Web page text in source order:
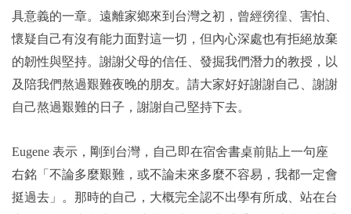
具意義的一章。遠離家鄉來到台灣之初，曾經徬徨、害怕、
懷疑自己有沒有能力面對這一切，但內心深處也有拒絕放棄
的韌性與堅持。謝謝父母的信任、發掘我們潛力的教授，以
及陪我們熬過艱難夜晚的朋友。請大家好好謝謝自己、謝謝
自己熬過艱難的日子，謝謝自己堅持下去。
Eugene 表示，剛到台灣，自己即在宿舍書桌前貼上一句座
右銘「不論多麼艱難，或不論未來多麼不容易，我都一定會
挺過去」。那時的自己，大概完全認不出學有所成、站在台